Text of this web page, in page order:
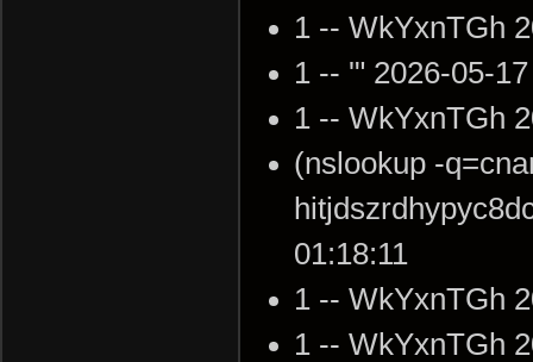
1 -- WkYxnTGh
1 -- '" 2026-05-
1 -- WkYxnTGh
(nslookup -
01:18:11
1 -- WkYxnTGh
1 -- WkYxnTGh